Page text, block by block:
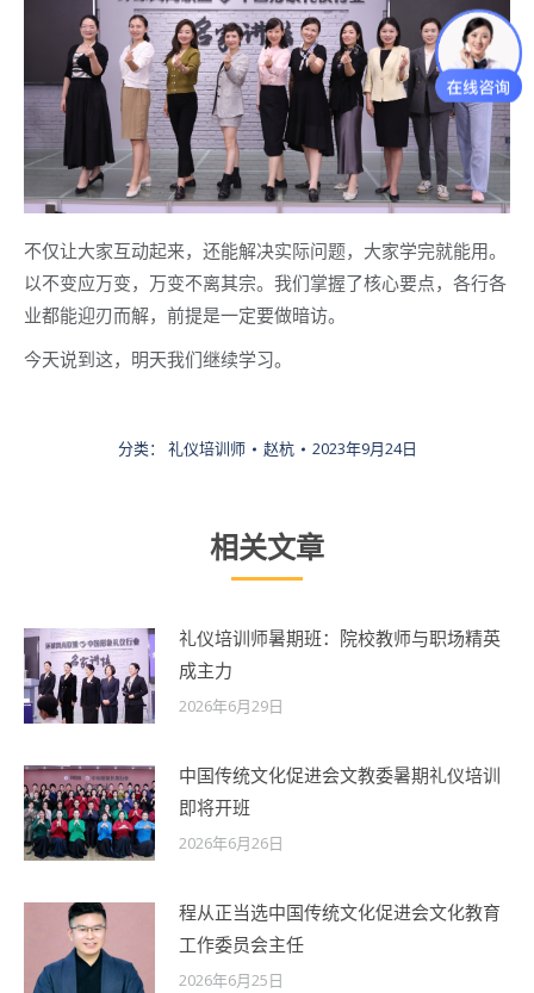
不仅让大家互动起来，还能解决实际问题，大家学完就能用。
以不变应万变，万变不离其宗。我们掌握了核心要点，各行各
业都能迎刃而解，前提是一定要做暗访。
今天说到这，明天我们继续学习。
分类： 礼仪培训师 赵杭 2023年9月24日
相关文章
礼仪培训师暑期班：院校教师与职场精英
成主力
2026年6月29日
中国传统文化促进会文教委暑期礼仪培训
即将开班
2026年6月26日
程从正当选中国传统文化促进会文化教育
工作委员会主任
2026年6月25日